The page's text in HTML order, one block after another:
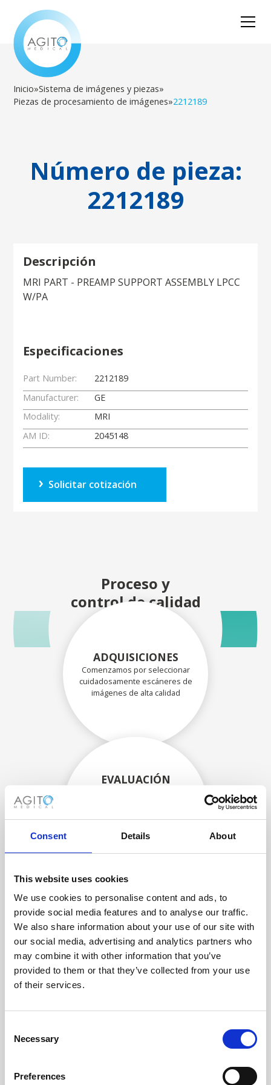
Consent Details About
This website uses cookies
We use cookies to personalise content and ads, to
provide social media features and to analyse our traffic.
We also share information about your use of our site with
our social media, advertising and analytics partners who
may combine it with other information that you’ve
provided to them or that they’ve collected from your use
of their services.
Selection
Necessary
Preferences
Inicio»Sistema de imágenes y piezas»
Piezas de procesamiento de imágenes»2212189
Número de pieza:
2212189
Descripción
MRI PART - PREAMP SUPPORT ASSEMBLY LPCC
W/PA
Especificaciones
Part Number:
2212189
Manufacturer:
GE
Modality:
MRI
AM ID:
2045148
Solicitar cotización
Proceso y
control de calidad
ADQUISICIONES
Comenzamos por seleccionar
cuidadosamente escáneres de
imágenes de alta calidad
EVALUACIÓN
experimentados evalúan
y sus componentes.
RECUPERÁNDOSE
CON CUIDADO
Las piezas utilizables se
recuperan meticulosamente en
un entorno seguro de ESD, lo
que garantiza que no haya